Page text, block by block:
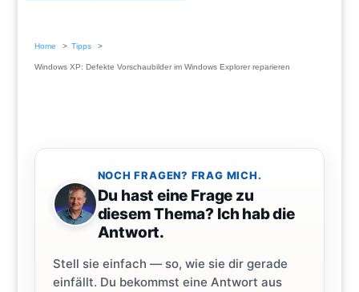
Home Tipps
Windows XP: Defekte Vorschaubilder im Windows Explorer reparieren
NOCH FRAGEN? FRAG MICH.
Du hast eine Frage zu
diesem Thema? Ich hab die
Antwort.
Stell sie einfach — so, wie sie dir gerade
einfällt. Du bekommst eine Antwort aus